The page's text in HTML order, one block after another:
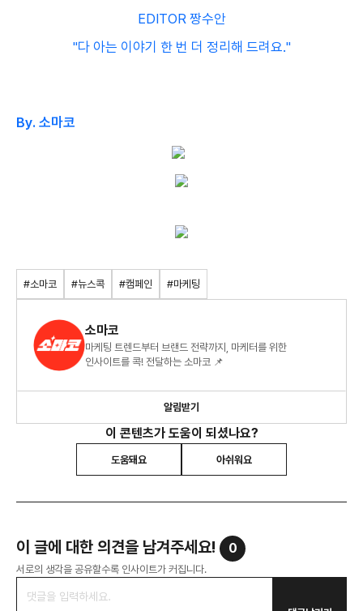
EDITOR 짱수안
"다 아는 이야기 한 번 더 정리해 드려요."
By. 소마코
#소마코 #뉴스콕 #캠페인 #마케팅
소마코
마케팅 트렌드부터 브랜드 전략까지, 마케터를 위한
인사이트를 콕! 전달하는 소마코 📌
알림받기
이 콘텐츠가 도움이 되셨나요?
도움돼요 아쉬워요
이 글에 대한 의견을 남겨주세요! 0
서로의 생각을 공유할수록 인사이트가 커집니다.